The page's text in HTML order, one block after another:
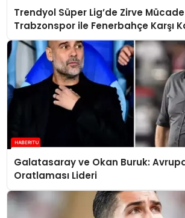
Trendyol Süper Lig’de Zirve
Trabzonspor ile Fenerbahçe Karşı
Galatasaray ve Okan Buruk:
Oratlaması Lideri